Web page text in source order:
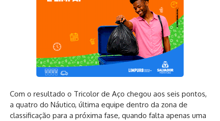
Com o resultado o Tricolor de Aço chegou aos seis pontos,
a quatro do Náutico, última equipe dentro da zona de
classificação para a próxima fase, quando falta apenas uma